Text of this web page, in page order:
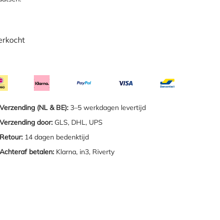
Verzending (NL & BE): 3–5 werkdagen levertijd
Verzending door: GLS, DHL, UPS
Retour: 14 dagen bedenktijd
Achteraf betalen: Klarna, in3, Riverty